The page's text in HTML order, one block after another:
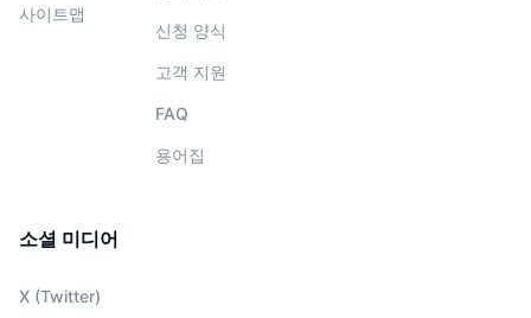
사이트맵
신청 양식
고객 지원
FAQ
용어집
소셜 미디어
X (Twitter)